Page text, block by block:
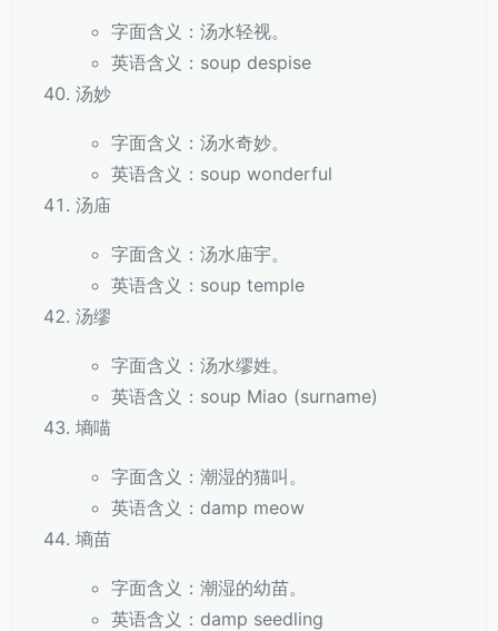
字面含义：汤水轻视。
英语含义：soup despise
汤妙
字面含义：汤水奇妙。
英语含义：soup wonderful
汤庙
字面含义：汤水庙宇。
英语含义：soup temple
汤缪
字面含义：汤水缪姓。
英语含义：soup Miao (surname)
墒喵
字面含义：潮湿的猫叫。
英语含义：damp meow
墒苗
字面含义：潮湿的幼苗。
英语含义：damp seedling